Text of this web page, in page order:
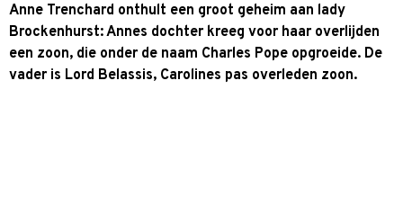
Anne Trenchard onthult een groot geheim aan lady
Brockenhurst: Annes dochter kreeg voor haar overlijden
een zoon, die onder de naam Charles Pope opgroeide. De
vader is Lord Belassis, Carolines pas overleden zoon.